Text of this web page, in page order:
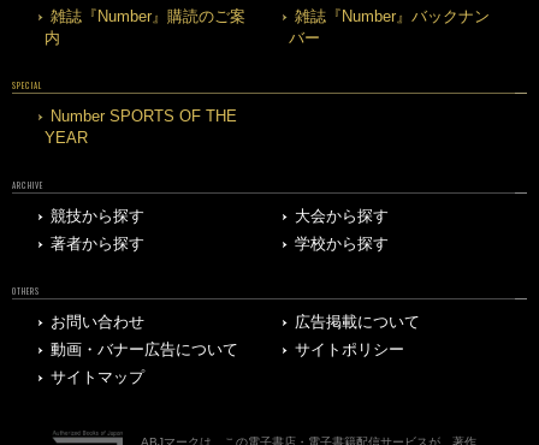
雑誌『Number』購読のご案
内
雑誌『Number』バックナン
バー
SPECIAL
Number SPORTS OF THE
YEAR
ARCHIVE
競技から探す
大会から探す
著者から探す
学校から探す
OTHERS
お問い合わせ
広告掲載について
動画・バナー広告について
サイトポリシー
サイトマップ
ABJマークは、この電子書店・電子書籍配信サービスが、著作